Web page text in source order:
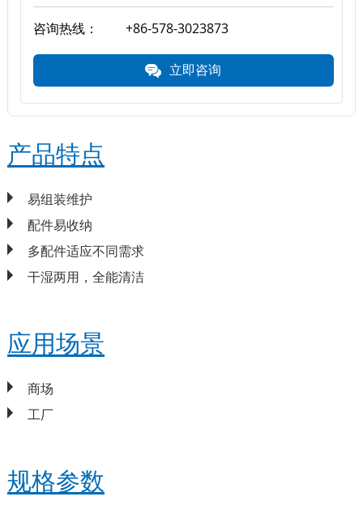
咨询热线： +86-578-3023873
立即咨询
产品特点
易组装维护
配件易收纳
多配件适应不同需求
干湿两用，全能清洁
应用场景
商场
工厂
规格参数